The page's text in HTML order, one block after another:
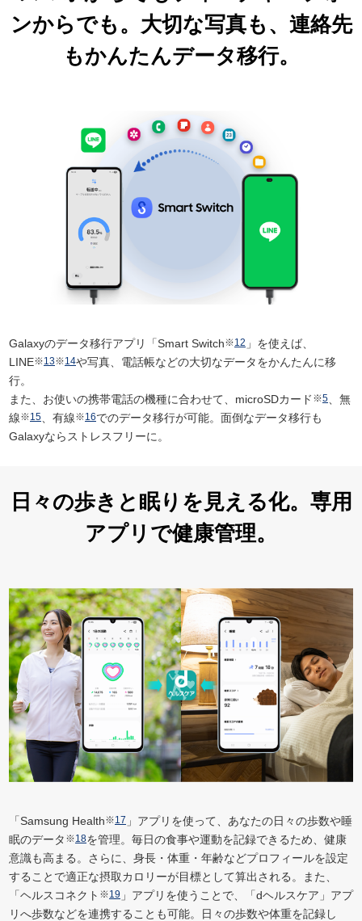
ンからでも。大切な写真も、連絡先
もかんたんデータ移行。
Galaxyのデータ移行アプリ「Smart Switch※12 」を使えば、
LINE※13※14や写真、電話帳などの大切なデータをかんたんに移
行。
また、お使いの携帯電話の機種に合わせて、microSDカード ※5 、無
線※15 、有線※16でのデータ移行が可能。面倒なデータ移行も
Galaxyならストレスフリーに。
日々の歩きと眠りを見える化。専用
アプリで健康管理。
「Samsung Health※17 」アプリを使って、あなたの日々の歩数や睡
眠のデータ ※18を管理。毎日の食事や運動を記録できるため、健康
意識も高まる。さらに、身長・体重・年齢などプロフィールを設定
することで適正な摂取カロリーが目標として算出される。また、
「ヘルスコネクト ※19 」アプリを使うことで、「dヘルスケア」アプ
リへ歩数などを連携することも可能。日々の歩数や体重を記録し